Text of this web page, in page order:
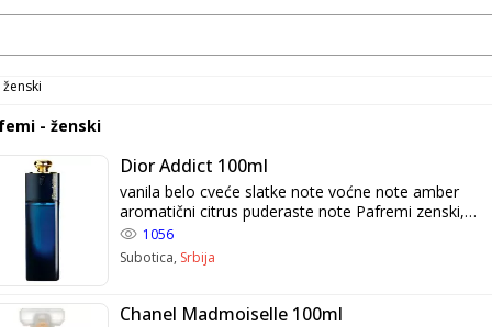
- ženski
Dior Addict 100ml
vanila belo cveće slatke note voćne note amber
aromatični citrus puderaste note Pafremi zenski,
sa originalnom mirisnom notom. Intenzivni miris
parfema se zadrzava na koži ceo dan, a na odeci i
po nekoliko dana. Originalno pakovanje sa
1056
Subotica, Srbija
Chanel Madmoiselle 100ml